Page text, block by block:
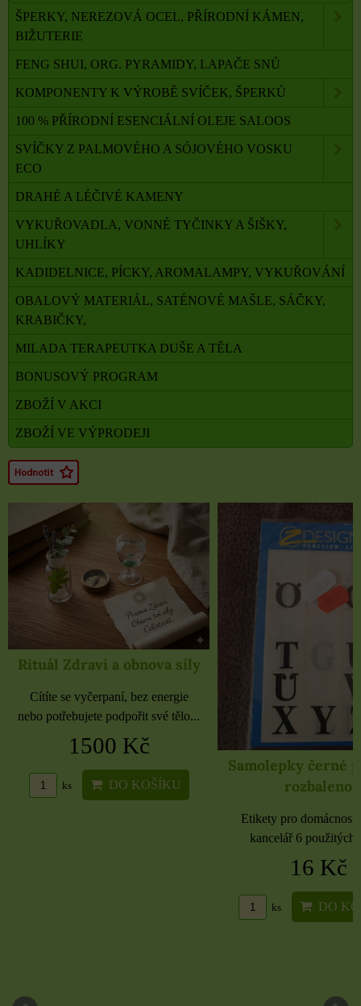
ŠPERKY, NEREZOVÁ OCEL, PŘÍRODNÍ KÁMEN,
BIŽUTERIE
FENG SHUI, ORG. PYRAMIDY, LAPAČE SNŮ
KOMPONENTY K VÝROBĚ SVÍČEK, ŠPERKŮ
100 % PŘÍRODNÍ ESENCIÁLNÍ OLEJE SALOOS
SVÍČKY Z PALMOVÉHO A SÓJOVÉHO VOSKU
ECO
DRAHÉ A LÉČIVÉ KAMENY
VYKUŘOVADLA, VONNÉ TYČINKY A ŠIŠKY,
UHLÍKY
KADIDELNICE, PÍCKY, AROMALAMPY, VYKUŘOVÁNÍ
OBALOVÝ MATERIÁL, SATÉNOVÉ MAŠLE, SÁČKY,
KRABIČKY,
MILADA TERAPEUTKA DUŠE A TĚLA
BONUSOVÝ PROGRAM
ZBOŽÍ V AKCI
ZBOŽÍ VE VÝPRODEJI
Rituál Zdraví a obnova síly
Cítíte se vyčerpaní, bez energie
nebo potřebujete podpořit své tělo...
1500 Kč
ks DO KOŠÍKU
Samolepky černé
rozbaleno
Etikety pro
kancelář 6 použitých
16 Kč
ks DO